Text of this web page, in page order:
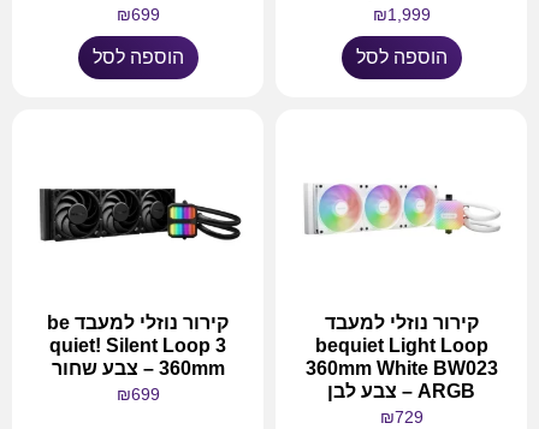
₪1,999
הוספה לסל
₪699
הוספה לסל
קירור נוזלי למעבד
bequiet Light Loop
360mm White BW023
ARGB – צבע לבן
₪729
קירור נוזלי למעבד be
quiet! Silent Loop 3
360mm – צבע שחור
₪699